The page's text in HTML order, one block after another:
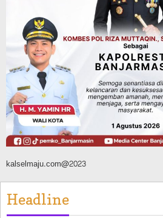
Pemerintahan
Juara Umum Tingkat
2026 di Jakarta
Atlet Banjarbaru
Agustus 7, 2026
kalselmaju.com@2023
Headline